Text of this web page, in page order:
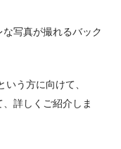
写真が撮れるバック
う方に向けて、
詳しくご紹介しま